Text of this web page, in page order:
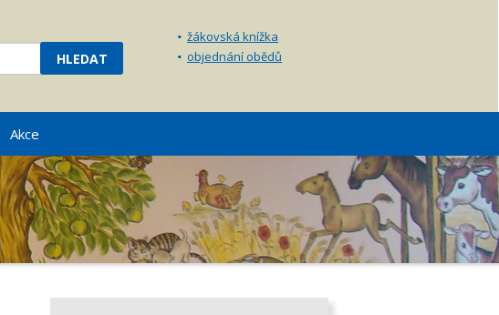
žákovská knížka
objednání obědů
Akce